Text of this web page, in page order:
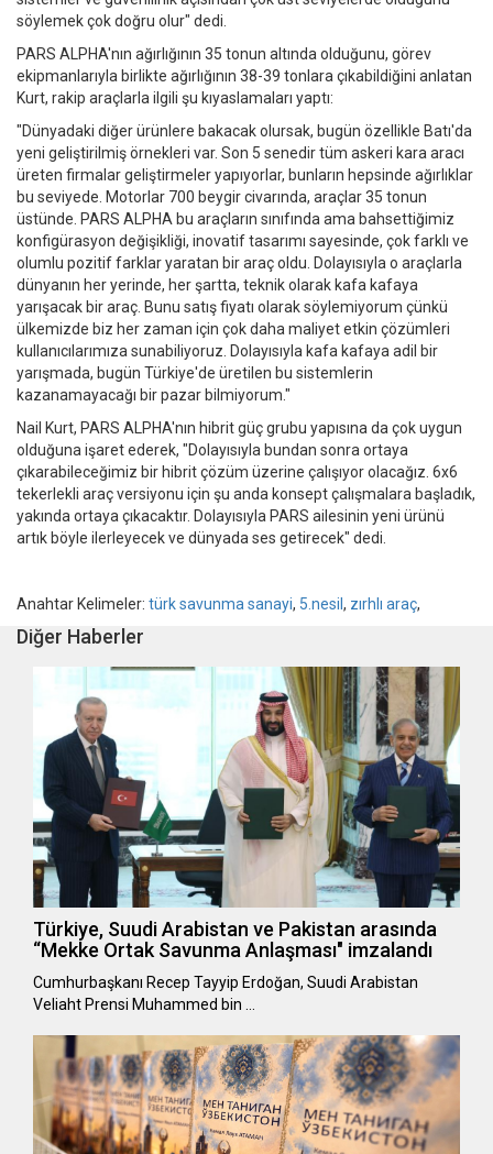
söylemek çok doğru olur" dedi.
PARS ALPHA'nın ağırlığının 35 tonun altında olduğunu, görev
ekipmanlarıyla birlikte ağırlığının 38-39 tonlara çıkabildiğini anlatan
Kurt, rakip araçlarla ilgili şu kıyaslamaları yaptı:
"Dünyadaki diğer ürünlere bakacak olursak, bugün özellikle Batı'da
yeni geliştirilmiş örnekleri var. Son 5 senedir tüm askeri kara aracı
üreten firmalar geliştirmeler yapıyorlar, bunların hepsinde ağırlıklar
bu seviyede. Motorlar 700 beygir civarında, araçlar 35 tonun
üstünde. PARS ALPHA bu araçların sınıfında ama bahsettiğimiz
konfigürasyon değişikliği, inovatif tasarımı sayesinde, çok farklı ve
olumlu pozitif farklar yaratan bir araç oldu. Dolayısıyla o araçlarla
dünyanın her yerinde, her şartta, teknik olarak kafa kafaya
yarışacak bir araç. Bunu satış fiyatı olarak söylemiyorum çünkü
ülkemizde biz her zaman için çok daha maliyet etkin çözümleri
kullanıcılarımıza sunabiliyoruz. Dolayısıyla kafa kafaya adil bir
yarışmada, bugün Türkiye'de üretilen bu sistemlerin
kazanamayacağı bir pazar bilmiyorum."
Nail Kurt, PARS ALPHA'nın hibrit güç grubu yapısına da çok uygun
olduğuna işaret ederek, "Dolayısıyla bundan sonra ortaya
çıkarabileceğimiz bir hibrit çözüm üzerine çalışıyor olacağız. 6x6
tekerlekli araç versiyonu için şu anda konsept çalışmalara başladık,
yakında ortaya çıkacaktır. Dolayısıyla PARS ailesinin yeni ürünü
artık böyle ilerleyecek ve dünyada ses getirecek" dedi.
Anahtar Kelimeler: türk savunma sanayi, 5.nesil , zırhlı araç,
Diğer Haberler
Türkiye, Suudi Arabistan ve Pakistan arasında
“Mekke Ortak Savunma Anlaşması" imzalandı
Cumhurbaşkanı Recep Tayyip Erdoğan, Suudi Arabistan
Veliaht Prensi Muhammed bin …